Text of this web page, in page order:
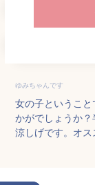
ゆみちゃんです
女の子というこ
かがでしょうか
涼しげです。オス